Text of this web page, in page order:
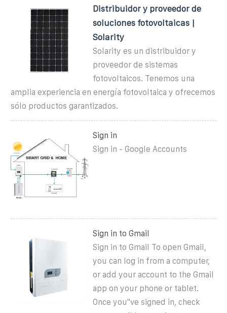
Distribuidor y proveedor de
soluciones fotovoltaicas |
Solarity
Solarity es un distribuidor y
proveedor de sistemas
fotovoltaicos. Tenemos una
amplia experiencia en energía fotovoltaica y ofrecemos
sólo productos garantizados.
Sign in
Sign in - Google Accounts
Sign in to Gmail
Sign in to Gmail To open Gmail,
you can log in from a computer,
or add your account to the Gmail
app on your phone or tablet.
Once you''ve signed in, check